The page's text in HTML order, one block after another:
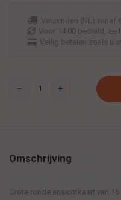
Verzenden (NL) vanaf
Voor 14:00 besteld,
Veilig betalen zoals u
Omschrijving
Grote ronde ansichtkaart van